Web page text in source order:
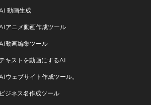
動画生成
アニメ動画作成ツール
動画編集ツール
テキストを動画にするAI
ウェブサイト作成ツール。
ビジネス名作成ツール